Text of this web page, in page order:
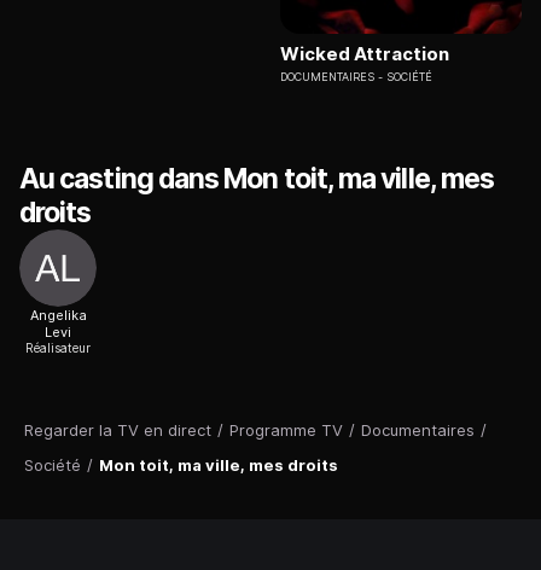
Regarder la TV en direct / Programme TV / Documentaires /
Société / Mon toit, ma ville, mes droits
Wicked Attraction
DOCUMENTAIRES SOCIÉTÉ
Au casting dans Mon toit, ma ville, mes
droits
Angelika
Levi
Réalisateur